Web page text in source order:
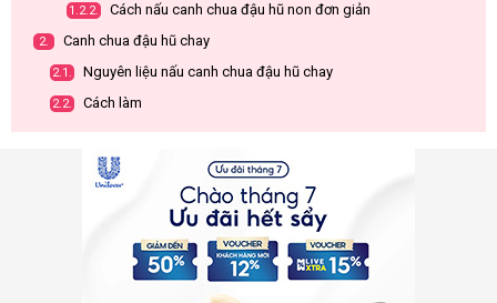
1.2.2. Cách nấu canh chua đậu hũ non đơn giản
2. Canh chua đậu hũ chay
2.1. Nguyên liệu nấu canh chua đậu hũ chay
2.2. Cách làm